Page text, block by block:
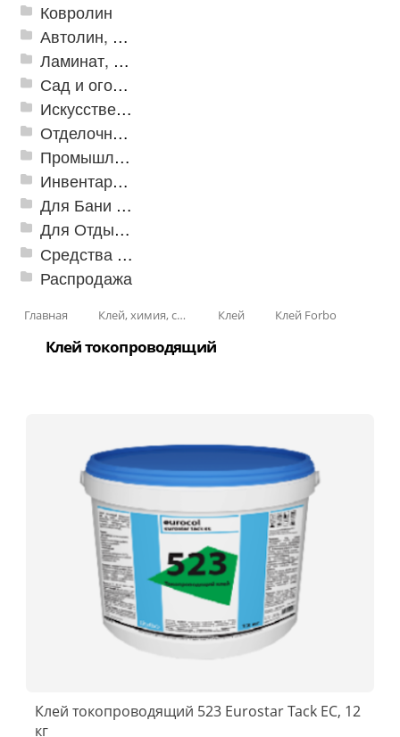
Ковролин
Автолин, Транслин, Линолеум
Ламинат, Кварцвиниловая плитка SPC
Сад и огород
Искусственная трава
Отделочные профили
Промышленный текстиль
Инвентарь для клининга
Для Бани и Сауны
Для Отдыха и Пикника
Средства от насекомых и садовых вредителей
Распродажа
Главная Клей, химия, сопутствующие товары Клей Клей Forbo
Клей токопроводящий
Клей токопроводящий 523 Eurostar Tack EC, 12
кг